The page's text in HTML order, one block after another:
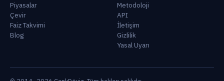
Piyasalar
Çevir
Faiz Takvimi
Blog
Metodoloji
API
İletişim
Gizlilik
Yasal Uyarı